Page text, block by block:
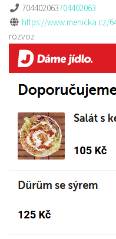
704402063704402063
https://www.menicka.cz/
rozvoz